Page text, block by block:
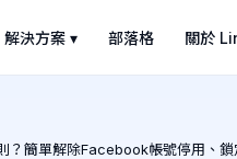
解決方案 ▾ 部落格 關於
？簡單解除Facebook帳號停用、鎖